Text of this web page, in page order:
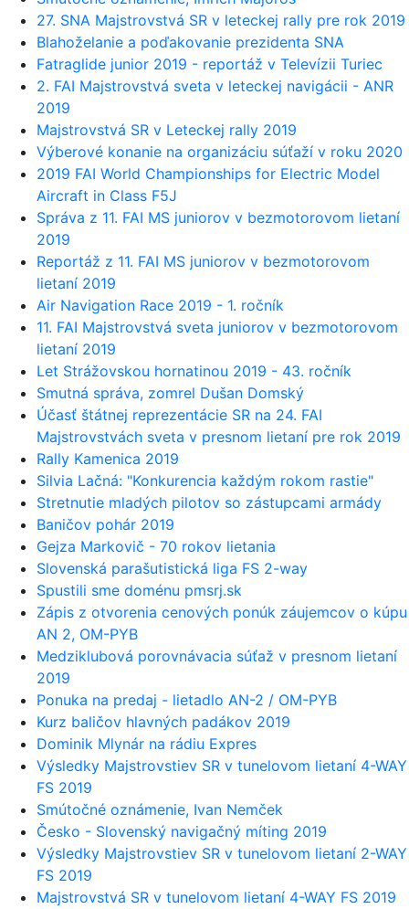
27. SNA Majstrovstvá SR v leteckej rally pre rok 2019
Blahoželanie a poďakovanie prezidenta SNA
Fatraglide junior 2019 - reportáž v Televízii Turiec
2. FAI Majstrovstvá sveta v leteckej navigácii - ANR
2019
Majstrovstvá SR v Leteckej rally 2019
Výberové konanie na organizáciu súťaží v roku 2020
2019 FAI World Championships for Electric Model
Aircraft in Class F5J
Správa z 11. FAI MS juniorov v bezmotorovom lietaní
2019
Reportáž z 11. FAI MS juniorov v bezmotorovom
lietaní 2019
Air Navigation Race 2019 - 1. ročník
11. FAI Majstrovstvá sveta juniorov v bezmotorovom
lietaní 2019
Let Strážovskou hornatinou 2019 - 43. ročník
Smutná správa, zomrel Dušan Domský
Účasť štátnej reprezentácie SR na 24. FAI
Majstrovstvách sveta v presnom lietaní pre rok 2019
Rally Kamenica 2019
Silvia Lačná: "Konkurencia každým rokom rastie"
Stretnutie mladých pilotov so zástupcami armády
Baničov pohár 2019
Gejza Markovič - 70 rokov lietania
Slovenská parašutistická liga FS 2-way
Spustili sme doménu pmsrj.sk
Zápis z otvorenia cenových ponúk záujemcov o kúpu
AN 2, OM-PYB
Medziklubová porovnávacia súťaž v presnom lietaní
2019
Ponuka na predaj - lietadlo AN-2 / OM-PYB
Kurz baličov hlavných padákov 2019
Dominik Mlynár na rádiu Expres
Výsledky Majstrovstiev SR v tunelovom lietaní 4-WAY
FS 2019
Smútočné oznámenie, Ivan Nemček
Česko - Slovenský navigačný míting 2019
Výsledky Majstrovstiev SR v tunelovom lietaní 2-WAY
FS 2019
Majstrovstvá SR v tunelovom lietaní 4-WAY FS 2019